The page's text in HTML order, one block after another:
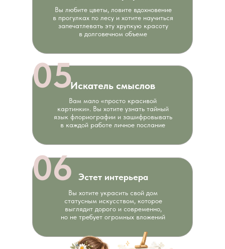
Вы хотите украсить свой дом
статусным искусством, которое
выглядит дорого и современно,
но не требует огромных вложений
Эстет интерьера
06
Вам мало «просто красивой
картинки». Вы хотите узнать тайный
язык флориографии и зашифровывать
в каждой работе личное послание
Искатель смыслов
05
Вы любите цветы, ловите вдохновение
в прогулках по лесу и хотите научиться
запечатлевать эту хрупкую красоту
в долговечном объеме